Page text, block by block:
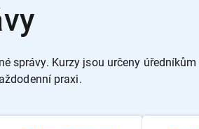
správy. Kurzy jsou určeny
praxi.